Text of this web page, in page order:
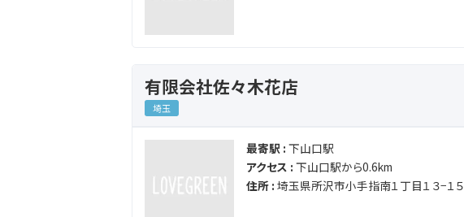
有限会社佐々木花店
埼玉
最寄駅 : 下山口駅
アクセス : 下山口駅から0.6km
住所 : 埼玉県所沢市小手指南１丁目１３−１５